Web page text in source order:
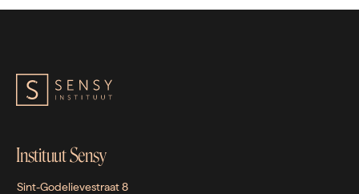
Instituut Sensy
Sint-Godelievestraat 8